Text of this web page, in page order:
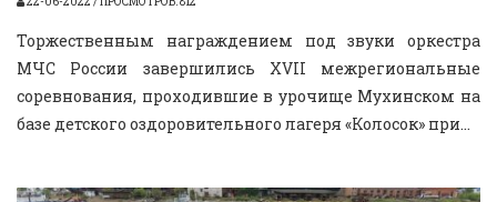
Торжественным награждением под звуки оркестра
МЧС России завершились XVII межрегиональные
соревнования, проходившие в урочище Мухинском на
базе детского оздоровительного лагеря «Колосок» при...